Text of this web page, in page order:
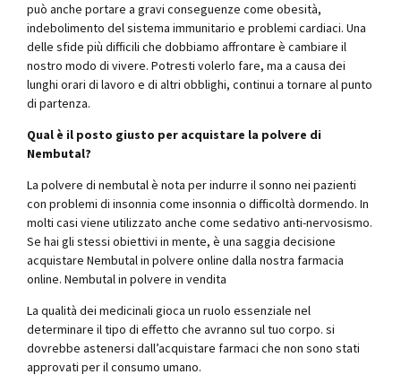
può anche portare a gravi conseguenze come obesità,
indebolimento del sistema immunitario e problemi cardiaci. Una
delle sfide più difficili che dobbiamo affrontare è cambiare il
nostro modo di vivere. Potresti volerlo fare, ma a causa dei
lunghi orari di lavoro e di altri obblighi, continui a tornare al punto
di partenza.
Qual è il posto giusto per acquistare la polvere di
Nembutal?
La polvere di nembutal è nota per indurre il sonno nei pazienti
con problemi di insonnia come insonnia o difficoltà dormendo. In
molti casi viene utilizzato anche come sedativo anti-nervosismo.
Se hai gli stessi obiettivi in ​​mente, è una saggia decisione
acquistare Nembutal in polvere online dalla nostra farmacia
online. Nembutal in polvere in vendita
La qualità dei medicinali gioca un ruolo essenziale nel
determinare il tipo di effetto che avranno sul tuo corpo. si
dovrebbe astenersi dall’acquistare farmaci che non sono stati
approvati per il consumo umano.